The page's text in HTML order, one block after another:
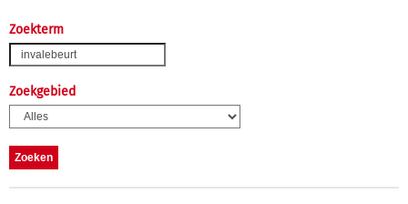
Zoekterm
Zoekgebied